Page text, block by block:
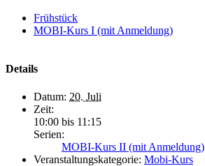
Frühstück
MOBI-Kurs I (mit Anmeldung)
Details
Datum: 20. Juli
Zeit:
10:00 bis 11:15
Serien:
MOBI-Kurs II (mit Anmeldung)
Veranstaltungskategorie: Mobi-Kurs